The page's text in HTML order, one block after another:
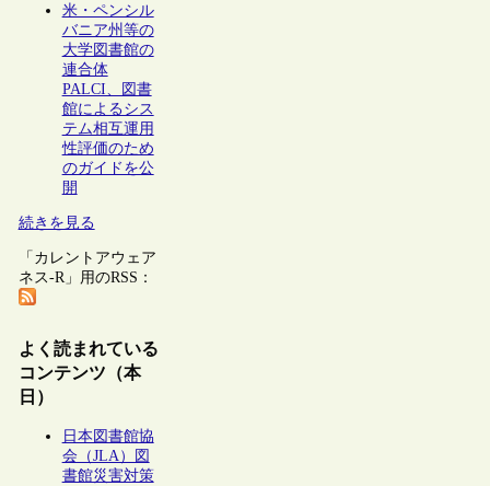
米・ペンシル
バニア州等の
大学図書館の
連合体
PALCI、図書
館によるシス
テム相互運用
性評価のため
のガイドを公
開
続きを見る
「カレントアウェア
ネス-R」用のRSS：
よく読まれている
コンテンツ（本
日）
日本図書館協
会（JLA）図
書館災害対策